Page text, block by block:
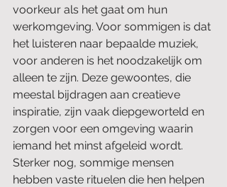
voorkeur als het gaat om hun
werkomgeving. Voor sommigen is dat
het luisteren naar bepaalde muziek,
voor anderen is het noodzakelijk om
alleen te zijn. Deze gewoontes, die
meestal bijdragen aan creatieve
inspiratie, zijn vaak diepgeworteld en
zorgen voor een omgeving waarin
iemand het minst afgeleid wordt.
Sterker nog, sommige mensen
hebben vaste rituelen die hen helpen